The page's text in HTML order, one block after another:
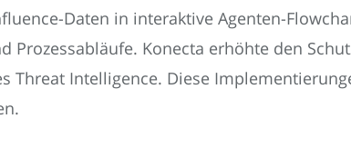
Daten in interaktive Agenten-
Konecta erhöhte den
Intelligence. Diese